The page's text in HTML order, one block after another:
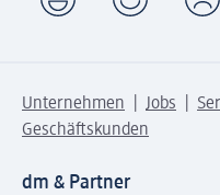
Unternehmen Jobs
Geschäftskunden
dm & Partner